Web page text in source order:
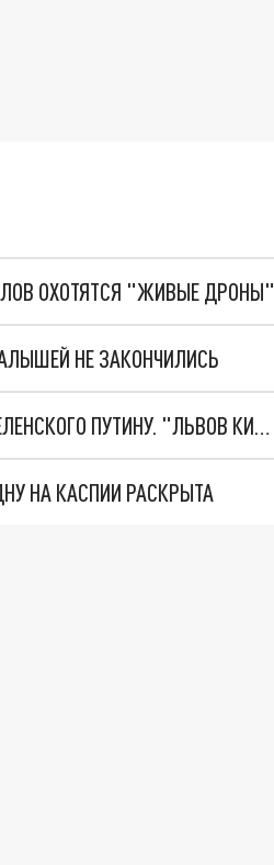
ОХОТЯТСЯ "ЖИВЫЕ ДРОНЫ"
НЕ ЗАКОНЧИЛИСЬ
НОВОЕ МАСШТАБНЕЙШЕЕ НАСТУПЛЕНИЕ. ТРИ УЛЬТИМАТУМА ЗЕЛЕНСКОГО ПУТИНУ. "ЛЬВОВ КИМА" ПОСТАВЯТ НА ПВО? ГЛОБАЛЬНЫЙ ПРОРЫВ ПОД ЗАПОРОЖЬЕМ
НА КАСПИИ РАСКРЫТА